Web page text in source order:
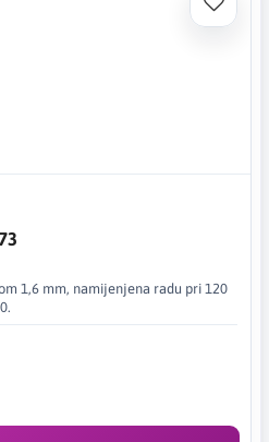
1,6 mm, namijenjena radu pri 120